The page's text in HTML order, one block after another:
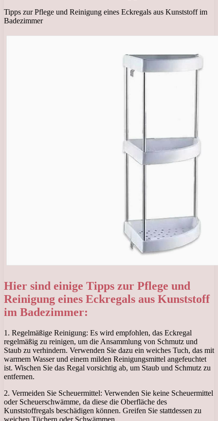
Tipps zur Pflege und Reinigung eines Eckregals aus Kunststoff im
Badezimmer
Hier sind einige Tipps zur Pflege und
Reinigung eines Eckregals aus Kunststoff
im Badezimmer:
1. Regelmäßige Reinigung: Es wird empfohlen, das Eckregal
regelmäßig zu reinigen, um die Ansammlung von Schmutz und
Staub zu verhindern. Verwenden Sie dazu ein weiches Tuch, das mit
warmem Wasser und einem milden Reinigungsmittel angefeuchtet
ist. Wischen Sie das Regal vorsichtig ab, um Staub und Schmutz zu
entfernen.
2. Vermeiden Sie Scheuermittel: Verwenden Sie keine Scheuermittel
oder Scheuerschwämme, da diese die Oberfläche des
Kunststoffregals beschädigen können. Greifen Sie stattdessen zu
weichen Tüchern oder Schwämmen.